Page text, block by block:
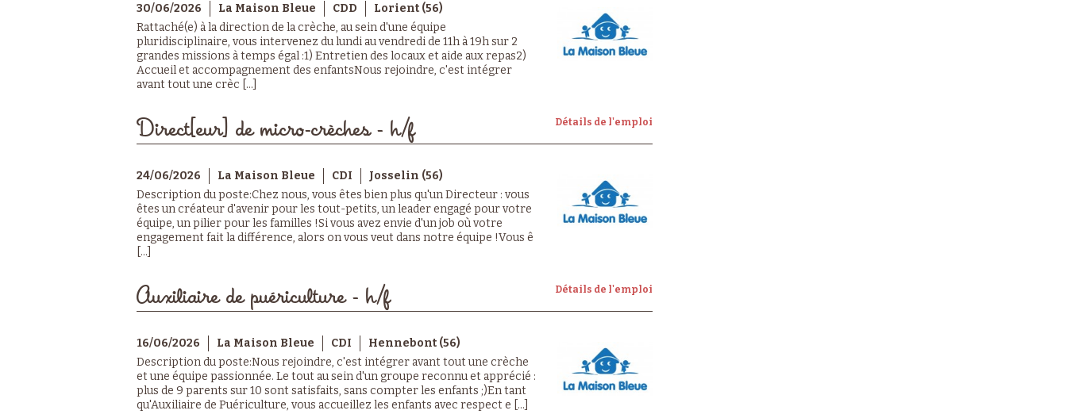
30/06/2026 La Maison Bleue CDD
Lorient (56)
Rattaché(e) à la direction de la crèche, au sein d'une équipe
pluridisciplinaire, vous intervenez du lundi au vendredi de 11h à 19h sur 2
grandes missions à temps égal :1) Entretien des locaux et aide aux repas2)
Accueil et accompagnement des enfantsNous rejoindre, c'est intégrer
avant tout une crèc [...]
Détails de l'emploi
Direct[eur] de micro-crèches - h/f
24/06/2026 La Maison Bleue CDI
Josselin (56)
Description du poste:Chez nous, vous êtes bien plus qu'un Directeur : vous
êtes un créateur d'avenir pour les tout-petits, un leader engagé pour votre
équipe, un pilier pour les familles !Si vous avez envie d'un job où votre
engagement fait la différence, alors on vous veut dans notre équipe !Vous ê
[...]
Détails de l'emploi
Auxiliaire de puériculture - h/f
16/06/2026 La Maison Bleue CDI
Hennebont (56)
Description du poste:Nous rejoindre, c'est intégrer avant tout une crèche
et une équipe passionnée. Le tout au sein d'un groupe reconnu et apprécié :
plus de 9 parents sur 10 sont satisfaits, sans compter les enfants ;)En tant
qu'Auxiliaire de Puériculture, vous accueillez les enfants avec respect e [...]